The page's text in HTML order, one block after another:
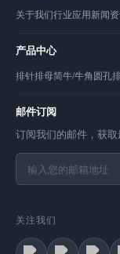
关于我们行业应用新闻
产品中心
排针排母简牛/牛角圆孔
邮件订阅
订阅我们的邮件，获
关注我们